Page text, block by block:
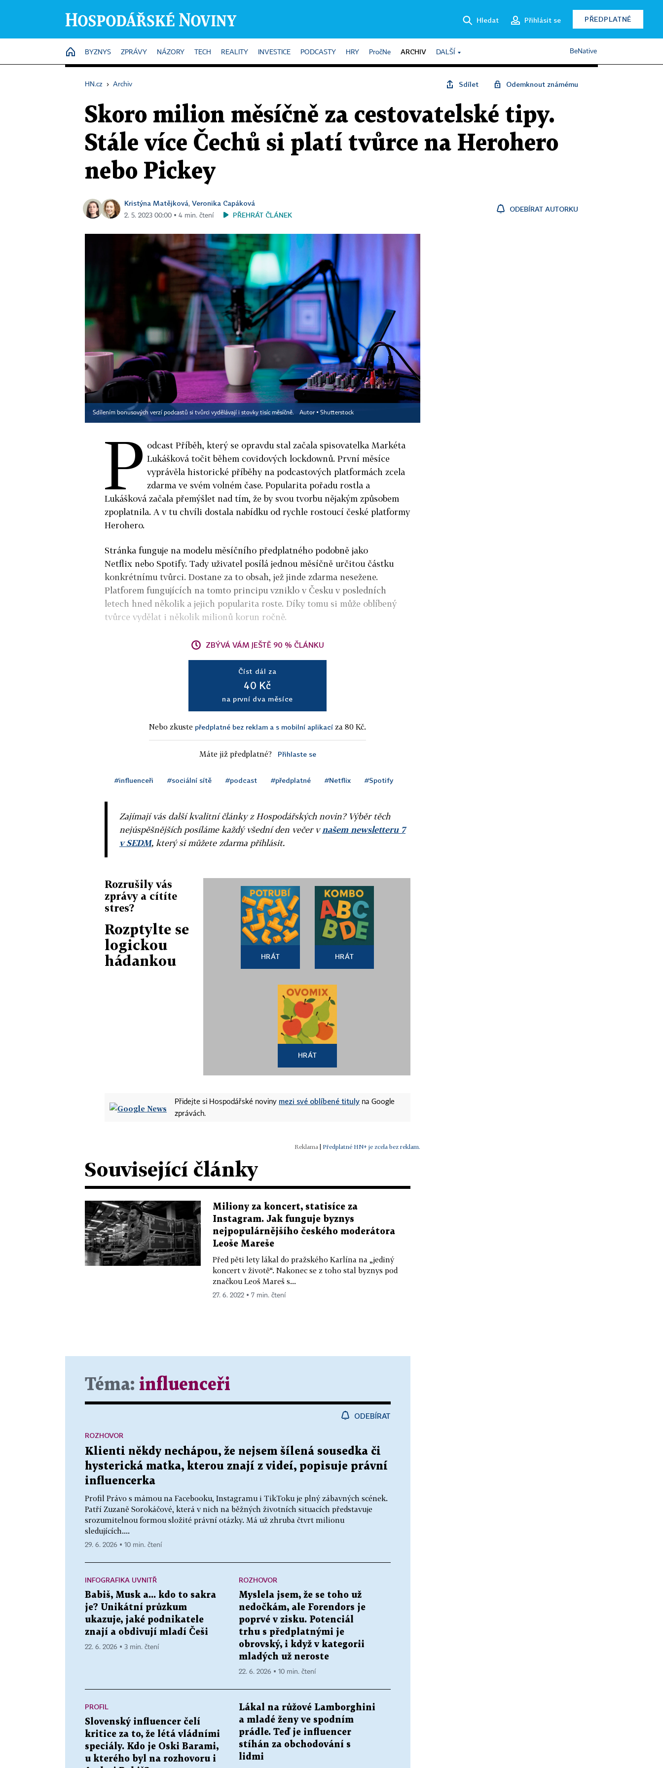
Hledat Přihlásit se PŘEDPLATNÉ
HOME
BYZNYS ZPRÁVY NÁZORY TECH REALITY INVESTICE PODCASTY HRY PročNe ARCHIV DALŠÍ BeNative
HN.cz › Archiv Sdílet Odemknout známému
Skoro milion měsíčně za cestovatelské tipy.
Stále více Čechů si platí tvůrce na Herohero
nebo Pickey
Kristýna Matějková, Veronika Capáková
2. 5. 2023 00:00 ▪ 4 min. čtení PŘEHRÁT ČLÁNEK
ODEBÍRAT AUTORKU
Sdílením bonusových verzí podcastů si tvůrci vydělávají i stovky tisíc měsíčně. Autor ▪ Shutterstock
P odcast Příběh, který se opravdu stal začala spisovatelka Markéta
Lukášková točit během covidových lockdownů. První měsíce
vyprávěla historické příběhy na podcastových platformách zcela
zdarma ve svém volném čase. Popularita pořadu rostla a
Lukášková začala přemýšlet nad tím, že by svou tvorbu nějakým způsobem
zpoplatnila. A v tu chvíli dostala nabídku od rychle rostoucí české platformy
Herohero.
Stránka funguje na modelu měsíčního předplatného podobně jako
Netflix nebo Spotify. Tady uživatel posílá jednou měsíčně určitou částku
konkrétnímu tvůrci. Dostane za to obsah, jež jinde zdarma nesežene.
Platforem fungujících na tomto principu vzniklo v Česku v posledních
letech hned několik a jejich popularita roste. Díky tomu si může oblíbený
tvůrce vydělat i několik milionů korun ročně.
ZBÝVÁ VÁM JEŠTĚ 90 % ČLÁNKU
Číst dál za
40 Kč
na první dva měsíce
Nebo zkuste předplatné bez reklam a s mobilní aplikací za 80 Kč.
Máte již předplatné? Přihlaste se
#influenceři #sociální sítě #podcast #předplatné #Netflix #Spotify
Zajímají vás další kvalitní články z Hospodářských novin? Výběr těch
nejúspěšnějších posíláme každý všední den večer vnašem newsletteru 7
v SEDM, který si můžete zdarma přihlásit.
Rozrušily vás
zprávy a cítíte
stres?
Rozptylte se
logickou
hádankou
HRÁT HRÁT
HRÁT
Přidejte si Hospodářské noviny mezi své oblíbené tituly na Google
zprávách.
| Předplatné HN+ je zcela bez reklam.
Související články
Miliony za koncert, statisíce za
Instagram. Jak funguje byznys
nejpopulárnějšího českého moderátora
Leoše Mareše
Před pěti lety lákal do pražského Karlína na „jediný
koncert v životě“. Nakonec se z toho stal byznys pod
značkou Leoš Mareš s...
27. 6. 2022 ▪ 7 min. čtení
Téma: influenceři
ODEBÍRAT
Klienti někdy nechápou, že nejsem šílená sousedka či
hysterická matka, kterou znají z videí, popisuje právní
influencerka
Profil Právo s mámou na Facebooku, Instagramu i TikToku je plný zábavných scének.
Patří Zuzaně Sorokáčové, která v nich na běžných životních situacích představuje
srozumitelnou formou složité právní otázky. Má už zhruba čtvrt milionu
sledujících....
ROZHOVOR
29. 6. 2026 ▪ 10 min. čtení
INFOGRAFIKA UVNITŘ
Babiš, Musk a... kdo to sakra
je? Unikátní průzkum
ukazuje, jaké podnikatele
znají a obdivují mladí Češi
22. 6. 2026 ▪ 3 min. čtení
ROZHOVOR
Myslela jsem, že se toho už
nedočkám, ale Forendors je
poprvé v zisku. Potenciál
trhu s předplatnými je
obrovský, i když v kategorii
mladých už neroste
22. 6. 2026 ▪ 10 min. čtení
PROFIL
Slovenský influencer čelí
kritice za to, že létá vládními
speciály. Kdo je Oski Barami,
u kterého byl na rozhovoru i
Lákal na růžové Lamborghini
a mladé ženy ve spodním
prádle. Teď je influencer
stíhán za obchodování s
lidmi